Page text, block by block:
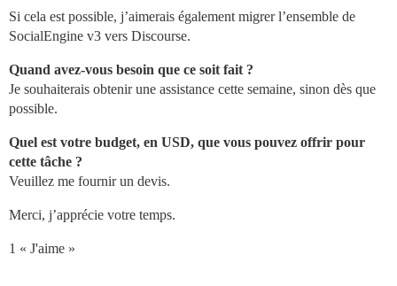
Si cela est possible, j’aimerais également migrer l’ensemble de
SocialEngine v3 vers Discourse.
Quand avez-vous besoin que ce soit fait ?
Je souhaiterais obtenir une assistance cette semaine, sinon dès que
possible.
Quel est votre budget, en USD, que vous pouvez offrir pour
cette tâche ?
Veuillez me fournir un devis.
Merci, j’apprécie votre temps.
1 « J'aime »